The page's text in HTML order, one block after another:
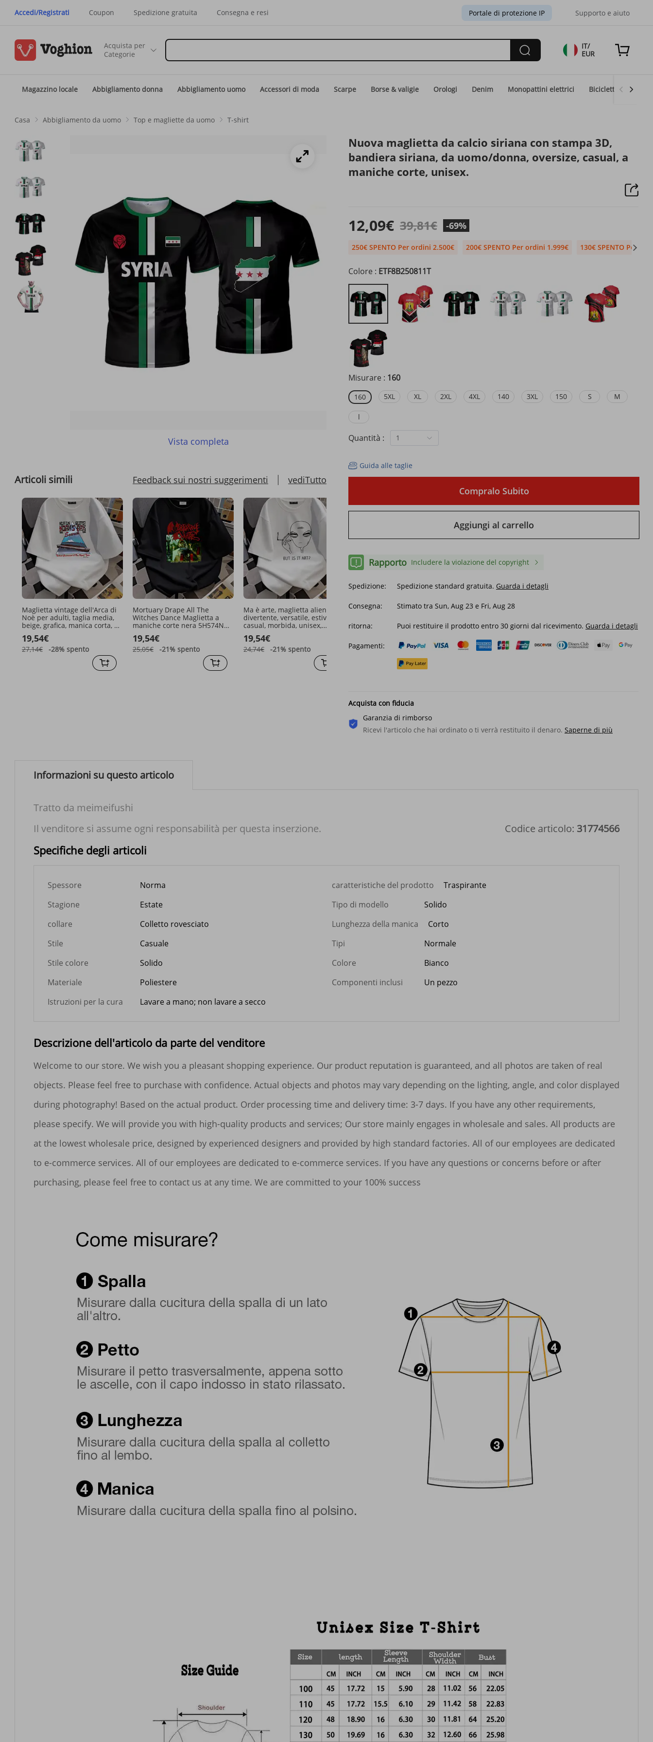
Accedi/Registrati Coupon Spedizione gratuita Consegna e resi Portale di protezione IP Supporto e aiuto
Acquista per
Categorie
IT/
EUR
Magazzino locale Abbigliamento donna Abbigliamento uomo Accessori di moda Scarpe Borse & valigie Orologi Denim Monopattini elettrici Biciclette elettriche
Casa Abbigliamento da uomo Top e magliette da uomo T-shirt
Vista completa
Articoli simili Feedback sui nostri suggerimenti vediTutto
Maglietta vintage dell'Arca di
Noè per adulti, taglia media,
beige, grafica, manica corta, da
uomo, streetwear, morbida, da
uomo, abbigliamento firmato,
grafica, comoda, alla moda
19,54€
27,14€ -28% spento
Mortuary Drape All The
Witches Dance Maglietta a
maniche corte nera 5H574N
Abbigliamento unisex
traspirante, morbido, versatile,
estivo, elegante, leggermente
19,54€
25,05€ -21% spento
Ma è arte, maglietta aliena,
divertente, versatile, estiva,
casual, morbida, unisex,
streetwear, comoda, da
indossare tutti i giorni, alla
moda
19,54€
24,74€ -21% spento
Dinosauro Halloween
HalloThanksMas T-shirt da
donna Top grafiche Streetwear
femminile Versatile
leggermente elegante T-shirt
estiva unisex per donna
Casual Traspirante Morbido
Elasticizzato Top per l'uso
32,03€ -38%spento
Maglietta Rock Band Falling In
estiva, da uomo, comoda,
elasticizzata, streetwear,
morbida, alla moda, casual,
abbigliamento firmato
19,54€
26,40€ -25% spento
Unisex Leggermente
Morbida Uomo Moda
Abbigliamento Firmato
Elegante
25,05€ -21%spento
Nuova maglietta da calcio siriana con stampa 3D,
bandiera siriana, da uomo/donna, oversize, casual, a
maniche corte, unisex.
12,09€ 39,81€ -69%
250€ SPENTO Per ordini 2.500€ 200€ SPENTO Per ordini 1.999€ 130€ SPENTO Per
Colore : ETF8B250811T
Misurare : 160
160 5XL XL 2XL 4XL 140 3XL 150 S M
l
Quantità : 1
Guida alle taglie
Compralo Subito
Aggiungi al carrello
Rapporto Includere la violazione del copyright
Spedizione: Spedizione standard gratuita. Guarda i detagli
Consegna: Stimato tra Sun, Aug 23 e Fri, Aug 28
ritorna: Puoi restituire il prodotto entro 30 giorni dal ricevimento. Guarda i detagli
Pagamenti:
Acquista con fiducia
Garanzia di rimborso
Ricevi l'articolo che hai ordinato o ti verrà restituito il denaro. Saperne di più
Informazioni su questo articolo
Tratto da meimeifushi
Il venditore si assume ogni responsabilità per questa inserzione.
Codice articolo: 31774566
Specifiche degli articoli
Spessore Norma caratteristiche del prodotto
Traspirante
Stagione
Estate Tipo di modello
Solido
collare
Colletto rovesciato Lunghezza della manica
Corto
Stile
Casuale Tipi
Normale
Stile colore
Solido Colore
Bianco
Materiale
Poliestere Componenti inclusi
Un pezzo
Istruzioni per la cura
Lavare a mano; non lavare a secco
Descrizione dell'articolo da parte del venditore
Welcome to our store. We wish you a pleasant shopping experience. Our product reputation is guaranteed, and all photos are taken of real
objects. Please feel free to purchase with confidence. Actual objects and photos may vary depending on the lighting, angle, and color displayed
during photography! Based on the actual product. Order processing time and delivery time: 3-7 days. If you have any other requirements,
please specify. We will provide you with high-quality products and services; Our store mainly engages in wholesale and sales. All products are
at the lowest wholesale price, designed by experienced designers and provided by high standard factories. All of our employees are dedicated
to e-commerce services. All of our employees are dedicated to e-commerce services. If you have any questions or concerns before or after